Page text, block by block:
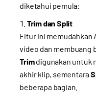
diketahui pemula:
Trim dan Split
Fitur ini memudahkan
video dan membuang
Trimdigunakan untuk
akhir klip, sementara
beberapa bagian.